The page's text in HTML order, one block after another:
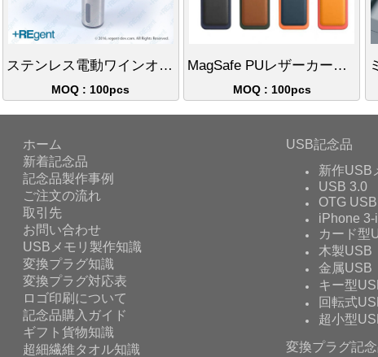
ステンレス電動ワインオープナー
MOQ : 100pcs
MagSafe PUレザーカードホルダー
MOQ : 100pcs
ホーム
新着記念品
記念品製作事例
ご注文の流れ
取引先
お問い合わせ
USBメモリ製作知識
変換プラグ知識
変換プラグ対応表
ロゴ印刷について
記念品購入ガイド
ギフト貨物知識
超細繊維タオル知識
USB記念品
新作USB
USB 3.0
OTG
iPhone
カード型
木製USB
金属USB
キー型
回転式
超小型
変換プラグ記